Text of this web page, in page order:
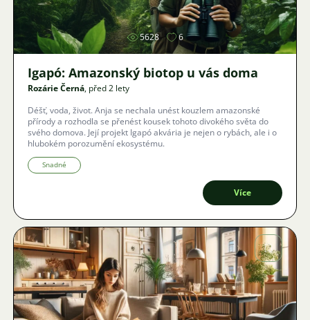
5628 6
Igapó: Amazonský biotop u vás doma
Rozárie Černá, před 2 lety
Déšť, voda, život. Anja se nechala unést kouzlem amazonské
přírody a rozhodla se přenést kousek tohoto divokého světa do
svého domova. Její projekt Igapó akvária je nejen o rybách, ale i o
hlubokém porozumění ekosystému.
Snadné
Více
Obrázek